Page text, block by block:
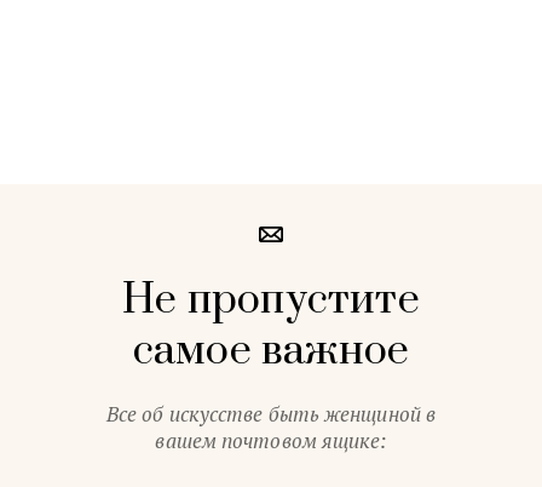
Не пропустите
самое важное
Все об искусстве быть женщиной в
вашем почтовом ящике: